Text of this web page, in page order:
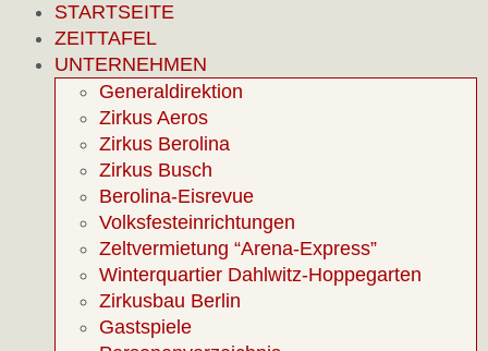
STARTSEITE
ZEITTAFEL
UNTERNEHMEN
Generaldirektion
Zirkus Aeros
Zirkus Berolina
Zirkus Busch
Berolina-Eisrevue
Volksfesteinrichtungen
Zeltvermietung “Arena-Express”
Winterquartier Dahlwitz-Hoppegarten
Zirkusbau Berlin
Gastspiele